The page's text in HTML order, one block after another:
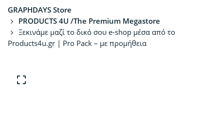
GRAPHDAYS Store
PRODUCTS 4U /The Premium Megastore
Ξεκινάμε μαζί το δικό σου e-shop μέσα από το
Products4u.gr | Pro Pack – με προμήθεια